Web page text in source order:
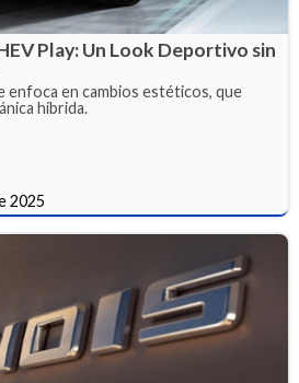
Play: Un Look Deportivo sin
enfoca en cambios estéticos, que
híbrida.
2025